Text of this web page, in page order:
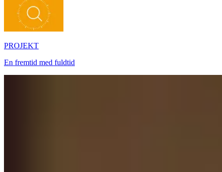
PROJEKT
En fremtid med fuldtid